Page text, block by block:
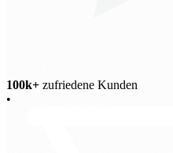
100k+ zufriedene Kunden
•